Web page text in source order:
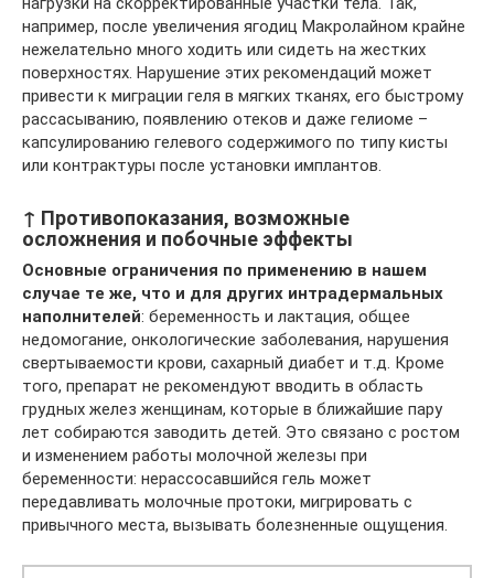
например, после увеличения ягодиц Макролайном крайне
нежелательно много ходить или сидеть на жестких
поверхностях. Нарушение этих рекомендаций может
привести к миграции геля в мягких тканях, его быстрому
рассасыванию, появлению отеков и даже гелиоме –
капсулированию гелевого содержимого по типу кисты
или контрактуры после установки имплантов.
↑ Противопоказания, возможные
осложнения и побочные эффекты
Основные ограничения по применению в нашем
случае те же, что и для других интрадермальных
наполнителей: беременность и лактация, общее
недомогание, онкологические заболевания, нарушения
свертываемости крови, сахарный диабет и т.д. Кроме
того, препарат не рекомендуют вводить в область
грудных желез женщинам, которые в ближайшие пару
лет собираются заводить детей. Это связано с ростом
и изменением работы молочной железы при
беременности: нерассосавшийся гель может
передавливать молочные протоки, мигрировать с
привычного места, вызывать болезненные ощущения.